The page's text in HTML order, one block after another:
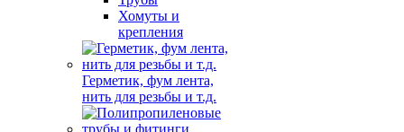
Хомуты и
крепления
Герметик, фум лента,
нить для резьбы и т.д.